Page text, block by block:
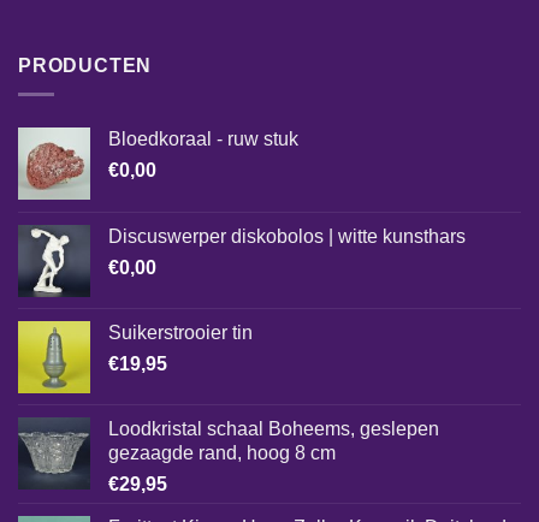
PRODUCTEN
Bloedkoraal - ruw stuk
€0,00
Discuswerper diskobolos | witte kunsthars
€0,00
Suikerstrooier tin
€19,95
Loodkristal schaal Boheems, geslepen
gezaagde rand, hoog 8 cm
€29,95